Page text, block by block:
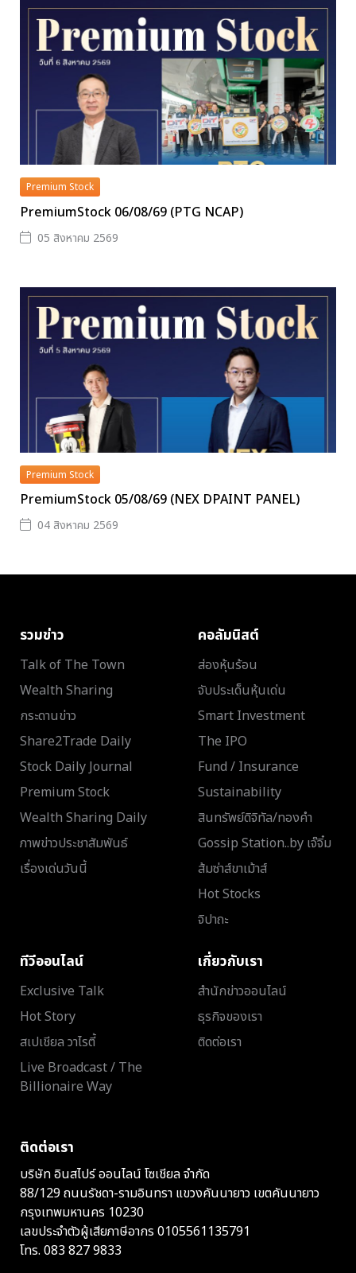
Premium Stock
PremiumStock 06/08/69 (PTG NCAP)
05 สิงหาคม 2569
Premium Stock
PremiumStock 05/08/69 (NEX DPAINT PANEL)
04 สิงหาคม 2569
รวมข่าว
Talk of The Town
Wealth Sharing
กระดานข่าว
Share2Trade Daily
Stock Daily Journal
Premium Stock
Wealth Sharing Daily
ภาพข่าวประชาสัมพันธ์
เรื่องเด่นวันนี้
คอลัมนิสต์
ส่องหุ้นร้อน
จับประเด็นหุ้นเด่น
Smart Investment
The IPO
Fund / Insurance
Sustainability
สินทรัพย์ดิจิทัล/ทองคำ
Gossip Station..by เจ๊จิ๋ม
ส้มซ่าส์ขาเม้าส์
Hot Stocks
จิปาถะ
ทีวีออนไลน์
Exclusive Talk
Hot Story
สเปเชียล วาไรตี้
Live Broadcast / The
Billionaire Way
เกี่ยวกับเรา
สำนักข่าวออนไลน์
ธุรกิจของเรา
ติดต่อเรา
ติดต่อเรา
บริษัท อินสไปร์ ออนไลน์ โซเชียล จำกัด
88/129 ถนนรัชดา-รามอินทรา แขวงคันนายาว เขตคันนายาว
กรุงเทพมหานคร 10230
เลขประจำตัวผู้เสียภาษีอากร 0105561135791
โทร. 083 827 9833